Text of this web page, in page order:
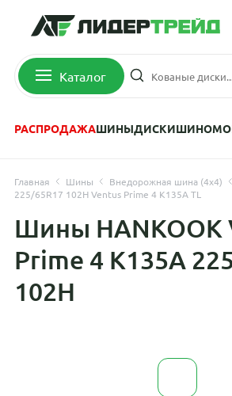
Каталог
РАСПРОДАЖАШИНЫДИСКИ
Главная Шины
Внедорожная шина (4х4)
225/65R17 102H Ventus Prime 4 K135A TL
Шины HANKOOK
Prime 4 K135A
102H